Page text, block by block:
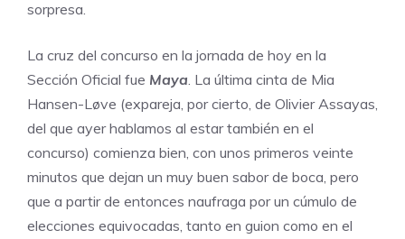
sorpresa.
La cruz del concurso en la jornada de hoy en la
Sección Oficial fue Maya . La última cinta de Mia
Hansen-Løve (expareja, por cierto, de Olivier Assayas,
del que ayer hablamos al estar también en el
concurso) comienza bien, con unos primeros veinte
minutos que dejan un muy buen sabor de boca, pero
que a partir de entonces naufraga por un cúmulo de
elecciones equivocadas, tanto en guion como en el